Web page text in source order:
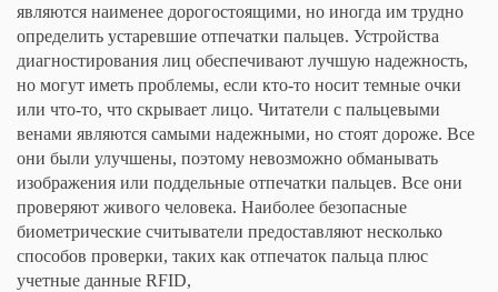
являются наименее дорогостоящими, но иногда им трудно
определить устаревшие отпечатки пальцев. Устройства
диагностирования лиц обеспечивают лучшую надежность,
но могут иметь проблемы, если кто-то носит темные очки
или что-то, что скрывает лицо. Читатели с пальцевыми
венами являются самыми надежными, но стоят дороже. Все
они были улучшены, поэтому невозможно обманывать
изображения или поддельные отпечатки пальцев. Все они
проверяют живого человека. Наиболее безопасные
биометрические считыватели предоставляют несколько
способов проверки, таких как отпечаток пальца плюс
учетные данные RFID,